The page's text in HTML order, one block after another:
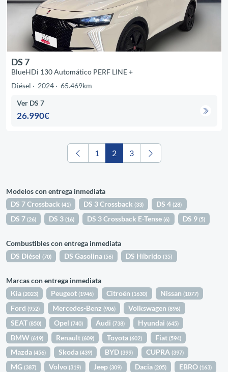
DS 7
BlueHDi 130 Automático PERF LINE +
Diésel
2024 65.469km
Ver DS 7
26.990€
1 2 3
Modelos con entrega inmediata
DS 7 Crossback(41) DS 3 Crossback(33) DS 4(28)
DS 7(26) DS 3(16) DS 3 Crossback E-Tense(6) DS 9 (5)
Combustibles con entrega inmediata
DS Diésel(70) DS Gasolina(56) DS Híbrido(35)
Marcas con entrega inmediata
Kia(2023) Peugeot(1946) Citroën(1630) Nissan (1077)
Ford(952) Mercedes-Benz(906) Volkswagen(896)
SEAT(850) Opel(740) Audi(738) Hyundai (645)
BMW(619) Renault(609) Toyota(602) Fiat (594)
Mazda(456) Skoda(439) BYD(399) CUPRA (397)
MG(387) Volvo(319) Jeep(309) Dacia (205) EBRO (163)